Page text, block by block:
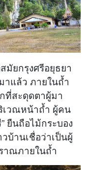
มัยกรุงศรีอยุธยา
าแล้ว ภายในถ้ำ
ที่สะดุดตาผู้มา
เวณหน้าถ้ำ ผู้คน
ยืนถือไม้กระบอง
บ้านเชื่อว่าเป็นผู้
าณภายในถ้ำ